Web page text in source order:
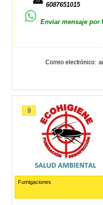
6087651015
Enviar mensaje por
Correo electrónico
9
Fumigaciones